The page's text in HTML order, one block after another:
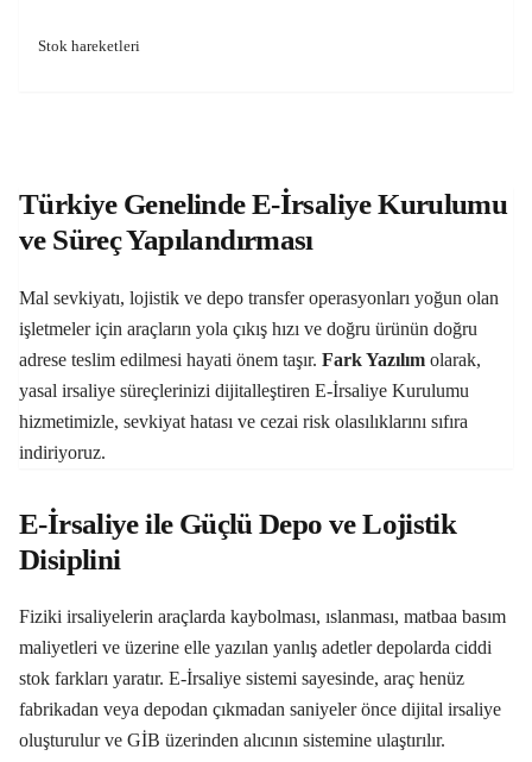
Stok hareketleri
Türkiye Genelinde E-İrsaliye Kurulumu
ve Süreç Yapılandırması
Mal sevkiyatı, lojistik ve depo transfer operasyonları yoğun olan
işletmeler için araçların yola çıkış hızı ve doğru ürünün doğru
adrese teslim edilmesi hayati önem taşır. Fark Yazılım olarak,
yasal irsaliye süreçlerinizi dijitalleştiren E-İrsaliye Kurulumu
hizmetimizle, sevkiyat hatası ve cezai risk olasılıklarını sıfıra
indiriyoruz.
E-İrsaliye ile Güçlü Depo ve Lojistik
Disiplini
Fiziki irsaliyelerin araçlarda kaybolması, ıslanması, matbaa basım
maliyetleri ve üzerine elle yazılan yanlış adetler depolarda ciddi
stok farkları yaratır. E-İrsaliye sistemi sayesinde, araç henüz
fabrikadan veya depodan çıkmadan saniyeler önce dijital irsaliye
oluşturulur ve GİB üzerinden alıcının sistemine ulaştırılır.